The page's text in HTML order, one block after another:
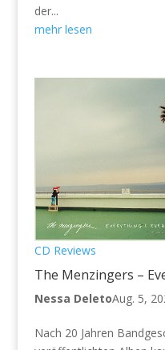
der...
mehr lesen
CD Reviews
The Menzingers –
Nessa DeletoAug. 5,
Nach 20 Jahren